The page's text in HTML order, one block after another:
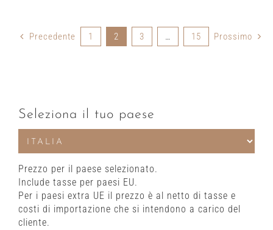
Precedente 1 2 3 … 15 Prossimo
Seleziona il tuo paese
Prezzo per il paese selezionato.
Include tasse per paesi EU.
Per i paesi extra UE il prezzo è al netto di tasse e
costi di importazione che si intendono a carico del
cliente.